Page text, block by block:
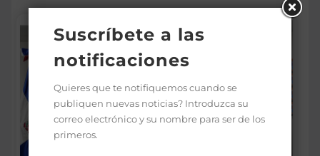
Suscríbete a las
notificaciones
Quieres que te notifiquemos cuando se
publiquen nuevas noticias? Introduzca su
correo electrónico y su nombre para ser de los
primeros.